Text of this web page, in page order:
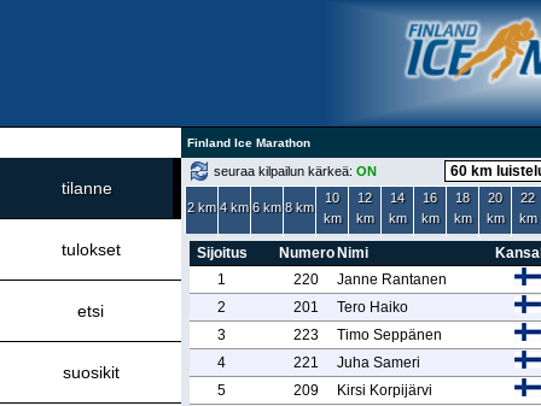
Finland Ice Marathon
tilanne
tulokset
etsi
suosikit
seuraa kilpailun kärkeä: ON
2 km 4 km 6 km 8 km
10
km
12
km
14
km
16
km
18
km
20
km
22
km
Sijoitus Numero Nimi
1
220
Janne Rantanen
2
201
Tero Haiko
3
223
Timo Seppänen
4
221
Juha Sameri
5
209
Kirsi Korpijärvi